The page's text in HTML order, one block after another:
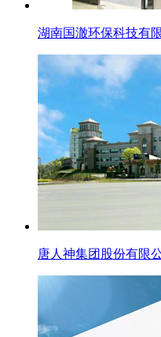
湖南国澈环保科技有
唐人神集团股份有限